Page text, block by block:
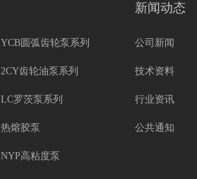
YCB圆弧齿轮泵系列
2CY齿轮油泵系列
LC罗茨泵系列
热熔胶泵
NYP高粘度泵
新闻动态
公司新闻
技术资料
行业资讯
公共通知